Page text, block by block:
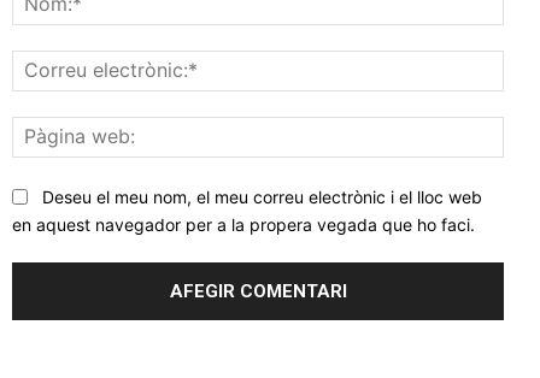
web:
Deseu el meu nom, el meu correu electrònic i el lloc web
en aquest navegador per a la propera vegada que ho faci.